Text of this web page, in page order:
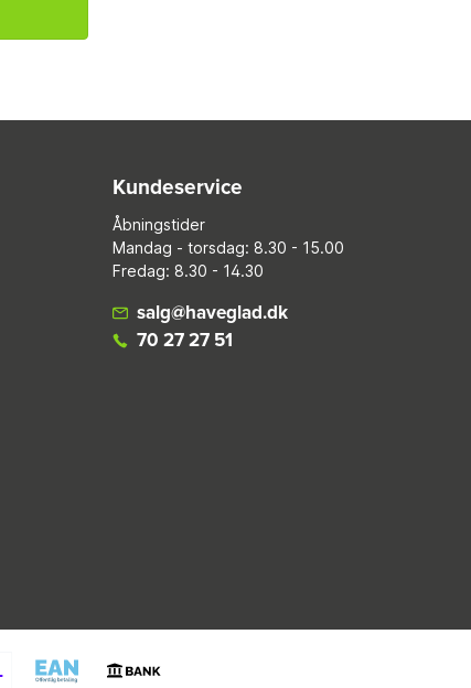
Kundeservice
Åbningstider
Mandag - torsdag: 8.30 - 15.00
Fredag: 8.30 - 14.30
salg@haveglad.dk
70 27 27 51